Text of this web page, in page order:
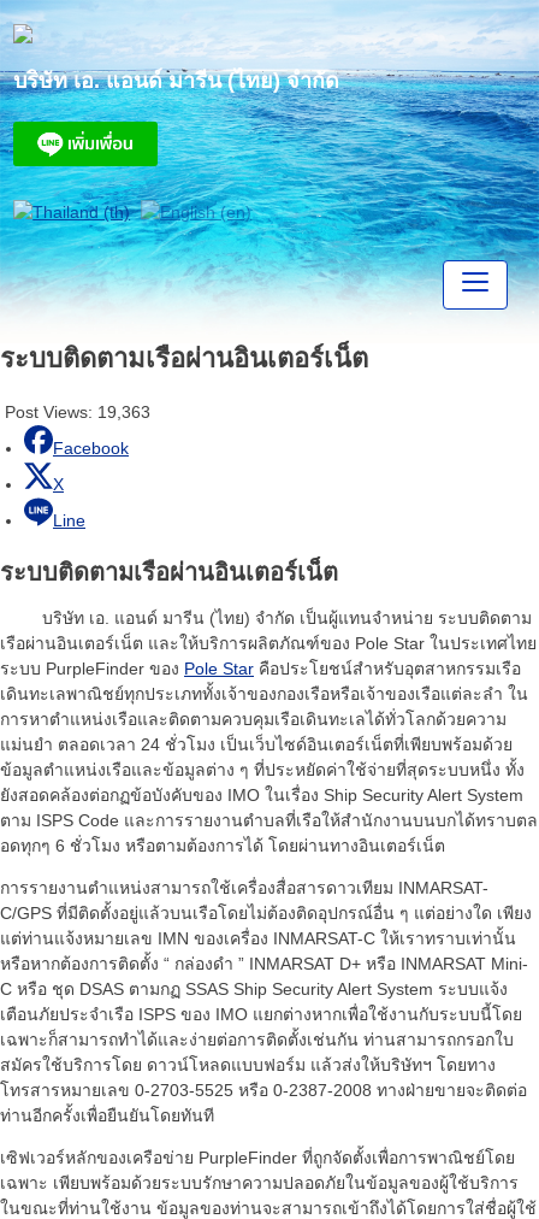
Skip
to
บริษัท เอ. แอนด์ มารีน (ไทย) จำกัด
ระบบติดตามเรือผ่านอินเตอร์เน็ต
Post Views: 19,363
Facebook
X
Line
ระบบติดตามเรือผ่านอินเตอร์เน็ต
บริษัท เอ. แอนด์ มารีน (ไทย) จำกัด เป็นผู้แทนจำหน่าย ระบบติดตาม
เรือผ่านอินเตอร์เน็ต และให้บริการผลิตภัณฑ์ของ Pole Star ในประเทศไทย
ระบบ PurpleFinder ของ Pole Star คือประโยชน์สำหรับอุตสาหกรรมเรือ
เดินทะเลพาณิชย์ทุกประเภททั้งเจ้าของกองเรือหรือเจ้าของเรือแต่ละลำ ใน
การหาตำแหน่งเรือและติดตามควบคุมเรือเดินทะเลได้ทั่วโลกด้วยความ
แม่นยำ ตลอดเวลา 24 ชั่วโมง เป็นเว็บไซด์อินเตอร์เน็ตที่เพียบพร้อมด้วย
ข้อมูลตำแหน่งเรือและข้อมูลต่าง ๆ ที่ประหยัดค่าใช้จ่ายที่สุดระบบหนึ่ง ทั้ง
ยังสอดคล้องต่อกฏข้อบังคับของ IMO ในเรื่อง Ship Security Alert System
ตาม ISPS Code และการรายงานตำบลที่เรือให้สำนักงานบนบกได้ทราบตล
อดทุกๆ 6 ชั่วโมง หรือตามต้องการได้ โดยผ่านทางอินเตอร์เน็ต
การรายงานตำแหน่งสามารถใช้เครื่องสื่อสารดาวเทียม INMARSAT-
C/GPS ที่มีติดตั้งอยู่แล้วบนเรือโดยไม่ต้องติดอุปกรณ์อื่น ๆ แต่อย่างใด เพียง
แต่ท่านแจ้งหมายเลข IMN ของเครื่อง INMARSAT-C ให้เราทราบเท่านั้น
หรือหากต้องการติดตั้ง “ กล่องดำ ” INMARSAT D+ หรือ INMARSAT Mini-
C หรือ ชุด DSAS ตามกฏ SSAS Ship Security Alert System ระบบแจ้ง
เตือนภัยประจำเรือ ISPS ของ IMO แยกต่างหากเพื่อใช้งานกับระบบนี้โดย
เฉพาะก็สามารถทำได้และง่ายต่อการติดตั้งเช่นกัน ท่านสามารถกรอกใบ
สมัครใช้บริการโดย ดาวน์โหลดแบบฟอร์ม แล้วส่งให้บริษัทฯ โดยทาง
โทรสารหมายเลข 0-2703-5525 หรือ 0-2387-2008 ทางฝ่ายขายจะติดต่อ
ท่านอีกครั้งเพื่อยืนยันโดยทันที
เซิฟเวอร์หลักของเครือข่าย PurpleFinder ที่ถูกจัดตั้งเพื่อการพาณิชย์โดย
เฉพาะ เพียบพร้อมด้วยระบบรักษาความปลอดภัยในข้อมูลของผู้ใช้บริการ
ในขณะที่ท่านใช้งาน ข้อมูลของท่านจะสามารถเข้าถึงได้โดยการใส่ชื่อผู้ใช้